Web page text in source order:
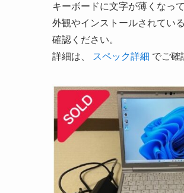
キーボードに文字が薄くなっ
外観やインストールされてい
確認ください。
詳細は、
スペック詳細 でご確